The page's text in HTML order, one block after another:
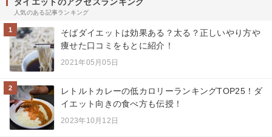
ダイエットのアクセスランキング
人気のある記事ランキング
1
そばダイエットは効果ある？太る？正しいやり方や
痩せた口コミをもとに紹介！
2021年05月05日
2
レトルトカレーの低カロリーランキングTOP25！ダ
イエット向きの食べ方も伝授！
2023年10月12日